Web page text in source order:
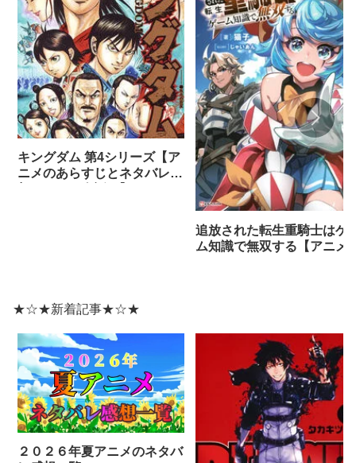
キングダム 第4シリーズ【ア
ニメのあらすじとネタバレ感
想まとめ（全話）】
追放された転生重騎士はゲ
ム知識で無双する【アニメ
ネタバレ感想】
２０２６年夏アニメのネタバ
レ感想一覧